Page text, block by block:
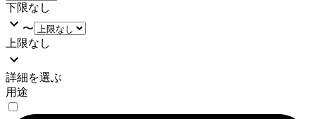
下限なし
〜
上限なし
詳細を選ぶ
用途